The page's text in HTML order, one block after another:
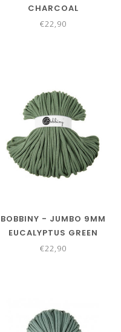
CHARCOAL
€22,90
BOBBINY - JUMBO 9MM
EUCALYPTUS GREEN
€22,90